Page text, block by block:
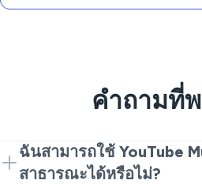
คำถามที่
ฉันสามารถใช้ YouTube
สาธารณะได้หรือไม่?